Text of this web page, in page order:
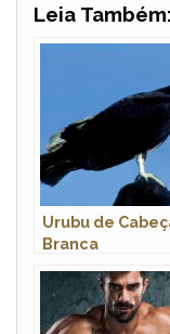
Leia Também:
Urubu de
Branca